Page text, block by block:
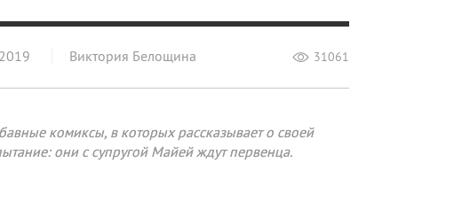
Виктория Белощина 31061
комиксы, в которых рассказывает о своей
они с супругой Майей ждут первенца.